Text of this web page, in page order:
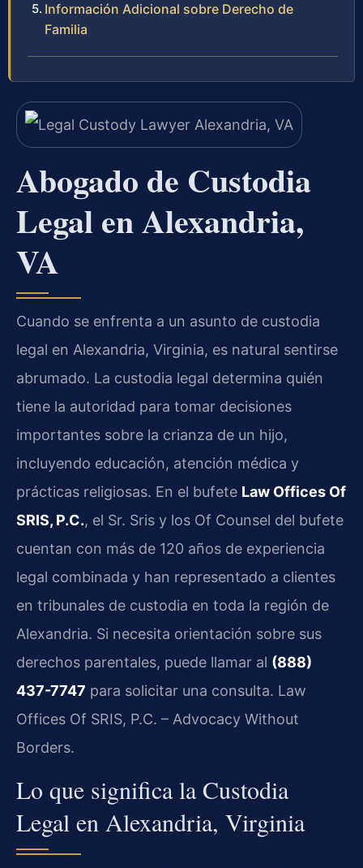
Información Adicional sobre Derecho de
Familia
Abogado de Custodia
Legal en Alexandria,
VA
Cuando se enfrenta a un asunto de custodia
legal en Alexandria, Virginia, es natural sentirse
abrumado. La custodia legal determina quién
tiene la autoridad para tomar decisiones
importantes sobre la crianza de un hijo,
incluyendo educación, atención médica y
prácticas religiosas. En el bufete Law Offices Of
SRIS, P.C., el Sr. Sris y los Of Counsel del bufete
cuentan con más de 120 años de experiencia
legal combinada y han representado a clientes
en tribunales de custodia en toda la región de
Alexandria. Si necesita orientación sobre sus
derechos parentales, puede llamar al (888)
437-7747 para solicitar una consulta. Law
Offices Of SRIS, P.C. – Advocacy Without
Borders.
Lo que significa la Custodia
Legal en Alexandria, Virginia